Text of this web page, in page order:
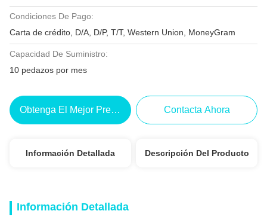
Condiciones De Pago:
Carta de crédito, D/A, D/P, T/T, Western Union, MoneyGram
Capacidad De Suministro:
10 pedazos por mes
Obtenga El Mejor Precio Contacta Ahora
Información Detallada Descripción Del Producto
Información Detallada